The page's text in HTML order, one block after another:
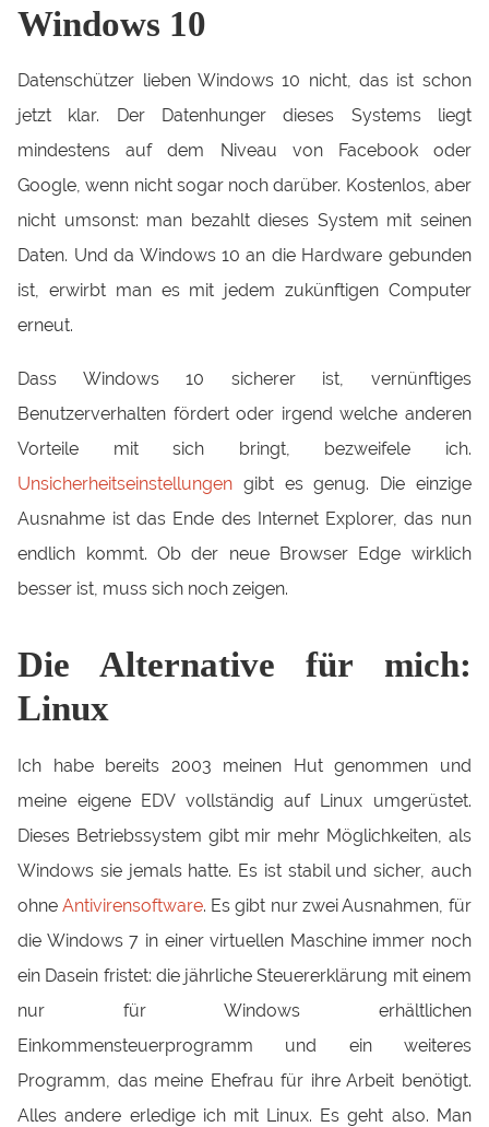
Windows 10
Datenschützer lieben Windows 10 nicht, das ist schon
jetzt klar. Der Datenhunger dieses Systems liegt
mindestens auf dem Niveau von Facebook oder
Google, wenn nicht sogar noch darüber. Kostenlos, aber
nicht umsonst: man bezahlt dieses System mit seinen
Daten. Und da Windows 10 an die Hardware gebunden
ist, erwirbt man es mit jedem zukünftigen Computer
erneut.
Dass Windows 10 sicherer ist, vernünftiges
Benutzerverhalten fördert oder irgend welche anderen
Vorteile mit sich bringt, bezweifele ich.
Unsicherheitseinstellungen gibt es genug. Die einzige
Ausnahme ist das Ende des Internet Explorer, das nun
endlich kommt. Ob der neue Browser Edge wirklich
besser ist, muss sich noch zeigen.
Die Alternative für mich:
Linux
Ich habe bereits 2003 meinen Hut genommen und
meine eigene EDV vollständig auf Linux umgerüstet.
Dieses Betriebssystem gibt mir mehr Möglichkeiten, als
Windows sie jemals hatte. Es ist stabil und sicher, auch
ohne Antivirensoftware. Es gibt nur zwei Ausnahmen, für
die Windows 7 in einer virtuellen Maschine immer noch
ein Dasein fristet: die jährliche Steuererklärung mit einem
nur für Windows erhältlichen
Einkommensteuerprogramm und ein weiteres
Programm, das meine Ehefrau für ihre Arbeit benötigt.
Alles andere erledige ich mit Linux. Es geht also. Man